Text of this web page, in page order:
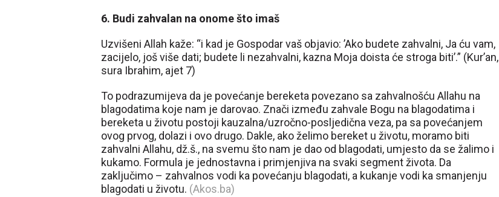
6. Budi zahvalan na onome što imaš
Uzvišeni Allah kaže: “i kad je Gospodar vaš objavio: ’Ako budete zahvalni, Ja ću vam,
zacijelo, još više dati; budete li nezahvalni, kazna Moja doista će stroga biti’.” (Kur’an,
sura Ibrahim, ajet 7)
To podrazumijeva da je povećanje bereketa povezano sa zahvalnošću Allahu na
blagodatima koje nam je darovao. Znači između zahvale Bogu na blagodatima i
bereketa u životu postoji kauzalna/uzročno-posljedična veza, pa sa povećanjem
ovog prvog, dolazi i ovo drugo. Dakle, ako želimo bereket u životu, moramo biti
zahvalni Allahu, dž.š., na svemu što nam je dao od blagodati, umjesto da se žalimo i
kukamo. Formula je jednostavna i primjenjiva na svaki segment života. Da
zaključimo – zahvalnos vodi ka povećanju blagodati, a kukanje vodi ka smanjenju
blagodati u životu. (Akos.ba)